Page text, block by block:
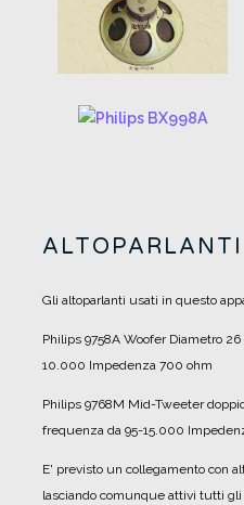
ALTOPARLANTI
Gli altoparlanti usati in questo
Philips 9758A WooferDiametro 26
10.000 Impedenza 700 ohm
Philips 9768M Mid-Tweeter
frequenza da 95-15.000
E' previsto un collegamento con
lasciando comunque attivi tutti gli